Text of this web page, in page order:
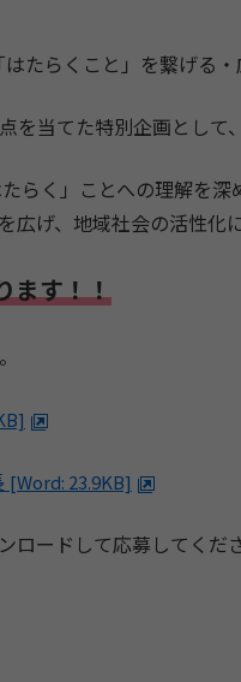
たらくこと」を繋げる・
当てた特別企画として
らく」ことへの理解を
げ、地域社会の活性化
ます！！
[Word: 23.9KB]
ードして応募してくだ